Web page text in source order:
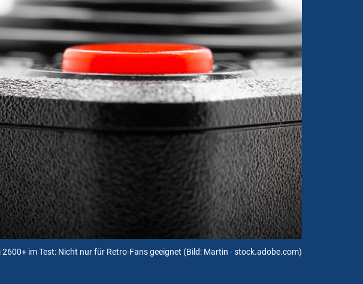
2600+ im Test: Nicht nur für Retro-Fans geeignet (Bild: Martin - stock.adobe.com)